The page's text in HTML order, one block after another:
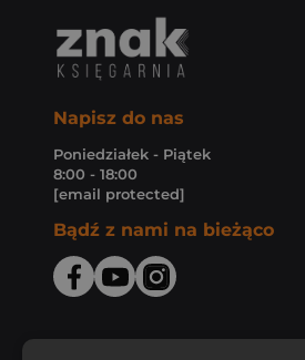
Napisz do nas
Poniedziałek - Piątek
8:00 - 18:00
[email protected]
Bądź z nami na bieżąco